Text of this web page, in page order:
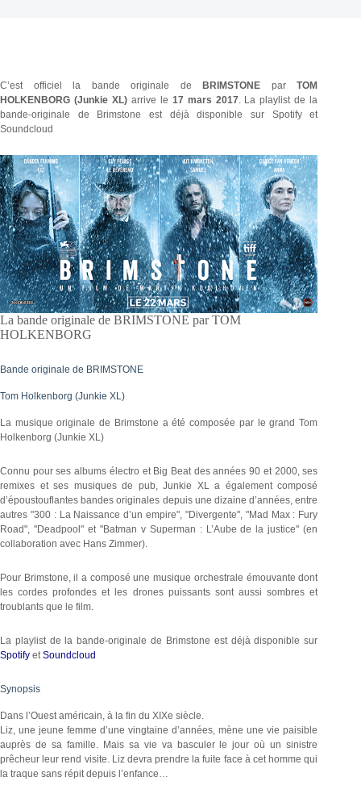
C’est officiel la bande originale de BRIMSTONE parTOM
HOLKENBORG (Junkie XL)arrive le 17 mars 2017. La playlist de la
bande-originale de Brimstone est déjà disponible sur Spotify et
Soundcloud
La bande originale de BRIMSTONE par TOM
HOLKENBORG
Bande originale de BRIMSTONE
Tom Holkenborg (Junkie XL)
La musique originale de Brimstone a été composée par le grand Tom
Holkenborg (Junkie XL)
Connu pour ses albums électro et Big Beat des années 90 et 2000, ses
remixes et ses musiques de pub, Junkie XL a également composé
d’époustouflantes bandes originales depuis une dizaine d’années, entre
autres "300 : La Naissance d’un empire", "Divergente", "Mad Max : Fury
Road", "Deadpool" et "Batman v Superman : L’Aube de la justice" (en
collaboration avec Hans Zimmer).
Pour Brimstone, il a composé une musique orchestrale émouvante dont
les cordes profondes et les drones puissants sont aussi sombres et
troublants que le film.
La playlist de la bande-originale de Brimstone est déjà disponible sur
Spotify etSoundcloud
Synopsis
Dans l’Ouest américain, à la fin du XIXe siècle.
Liz, une jeune femme d’une vingtaine d’années, mène une vie paisible
auprès de sa famille. Mais sa vie va basculer le jour où un sinistre
prêcheur leur rend visite. Liz devra prendre la fuite face à cet homme qui
la traque sans répit depuis l’enfance…